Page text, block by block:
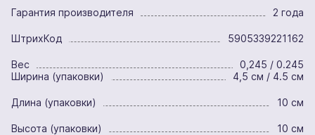
Гарантия производителя 2 года
ШтрихКод 5905339221162
Вес
0,245 / 0.245
Ширина (упаковки)
4,5 см / 4.5 см
Длина (упаковки) 10 см
Высота (упаковки) 10 см